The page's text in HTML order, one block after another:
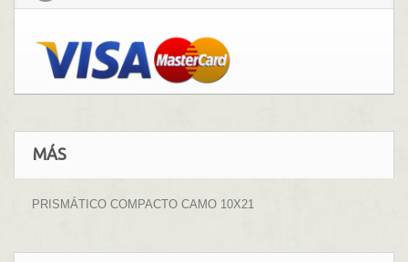
MÁS
PRISMÁTICO COMPACTO CAMO 10X21